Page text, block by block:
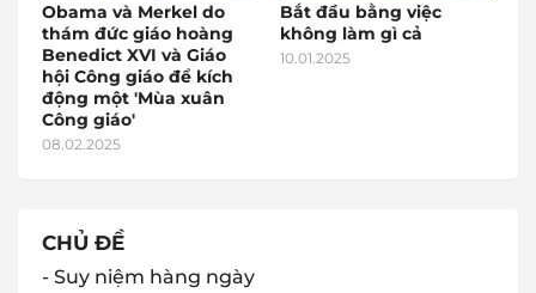
Obama và Merkel do
thám đức giáo hoàng
Benedict XVI và Giáo
hội Công giáo để kích
động một 'Mùa xuân
Công giáo'
08.02.2025
Bắt đầu bằng việc
không làm gì cả
10.01.2025
CHỦ ĐỀ
- Suy niệm hàng ngày